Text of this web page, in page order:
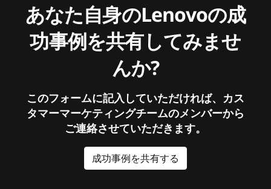
あなた自身のLenovoの成
功事例を共有してみませ
んか?
このフォームに記入していただければ、カス
タマーマーケティングチームのメンバーから
ご連絡させていただきます。
成功事例を共有する